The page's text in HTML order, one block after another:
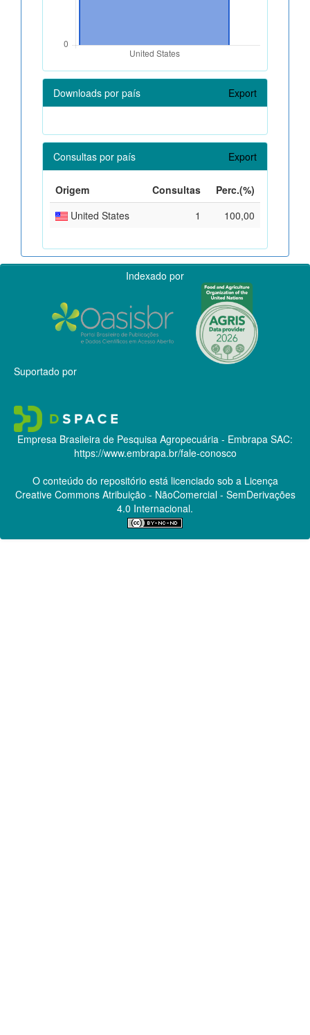
Downloads por país Export
Consultas por país Export
Origem Consultas
Perc.(%)
United States
1 100,00
Indexado por
Suportado por
Empresa Brasileira de Pesquisa Agropecuária - Embrapa SAC:
https://www.embrapa.br/fale-conosco
O conteúdo do repositório está licenciado sob a Licença
Creative CommonsAtribuição - NãoComercial - SemDerivações
4.0 Internacional.